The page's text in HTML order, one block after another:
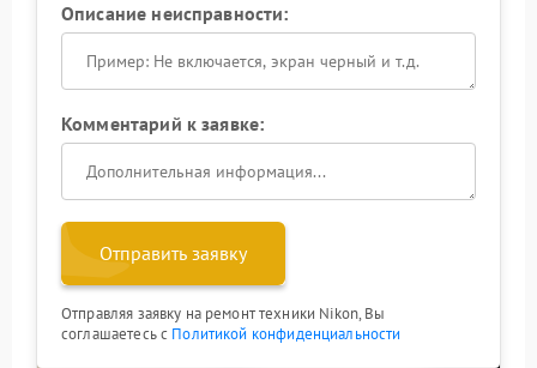
Описание неисправности:
Комментарий к заявке:
Отправить заявку
Отправляя заявку на ремонт техники Nikon, Вы
соглашаетесь с Политикой конфиденциальности